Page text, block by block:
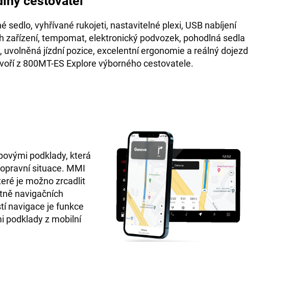
sedlo, vyhřívané rukojeti, nastavitelné plexi, USB nabíjení
zařízení, tempomat, elektronický podvozek, pohodlná sedla
uvolněná jízdní pozice, excelentní ergonomie a reálný dojezd
z 800MT-ES Explore výborného cestovatele.
podklady, která
situace. MMI
je možno zrcadlit
navigačních
navigace je funkce
podklady z mobilní